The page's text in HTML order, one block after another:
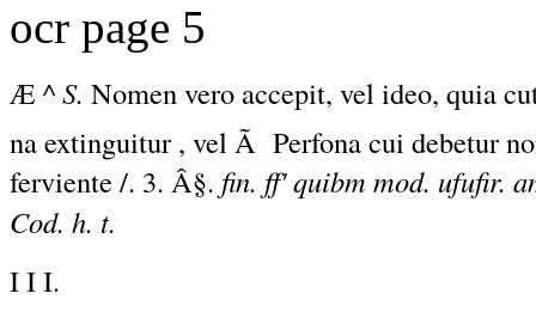
ocr page 5
Æ ^ S. Nomen vero accepit, vel ideo, quia
na extinguitur , velÃ Perfona cui debetur
ferviente /. 3. Â§. fin. ff' quibm mod. ufufir.
Cod. h. t.
I I I.